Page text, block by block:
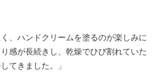
く、ハンドクリームを塗るのが楽しみに
感が長続きし、乾燥でひび割れていた
てきました。」